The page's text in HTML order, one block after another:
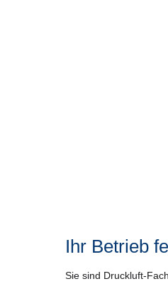
Ihr Betrieb
Sie sind Druckluft-